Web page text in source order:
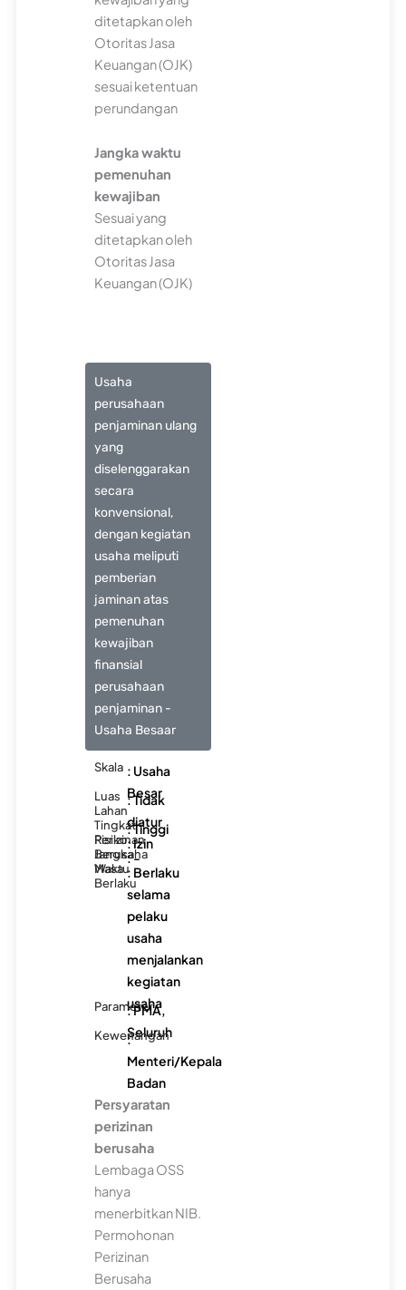
ditetapkan oleh
Otoritas Jasa
Keuangan (OJK)
sesuai ketentuan
perundangan
Jangka waktu
pemenuhan
kewajiban
Sesuai yang
ditetapkan oleh
Otoritas Jasa
Keuangan (OJK)
Usaha
perusahaan
penjaminan ulang
yang
diselenggarakan
secara
konvensional,
dengan kegiatan
usaha meliputi
pemberian
jaminan atas
pemenuhan
kewajiban
finansial
perusahaan
penjaminan -
Usaha Besaar
Skala : Usaha
Besar
Luas
Lahan
: Tidak
diatur
Tingkat
Risiko
: Tinggi
Perizinan
Berusaha
: Izin
Jangka
Waktu
: -
Masa
Berlaku
: Berlaku
selama
pelaku
usaha
menjalankan
kegiatan
usaha
Parameter
: PMA,
Seluruh
Kewenangan
:
Menteri/Kepala
Badan
Persyaratan
perizinan
berusaha
Lembaga OSS
hanya
menerbitkan NIB.
Permohonan
Perizinan
Berusaha